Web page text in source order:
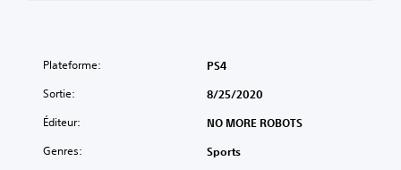
Plateforme: PS4
Sortie: 8/25/2020
Éditeur: NO MORE ROBOTS
Genres: Sports